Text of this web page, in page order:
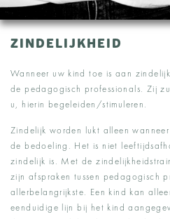
ZINDELIJKHEID
Wanneer uw kind toe is aan
de pedagogisch professionals. Zij
u, hierin begeleiden/stimuleren.
Zindelijk worden lukt alleen
de bedoeling. Het is niet
zindelijk is. Met de
zijn afspraken tussen pedagogisch
allerbelangrijkste. Een kind kan
eenduidige lijn bij het kind